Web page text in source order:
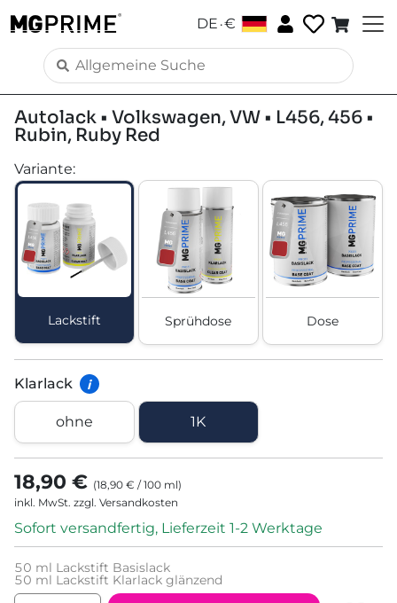
DE .€
Autolack • Volkswagen, VW • L456, 456 •
Rubin, Ruby Red
Variante:
Lackstift Sprühdose Dose
Klarlack i
ohne 1K
18,90 € (18,90 € /100 ml)
inkl. MwSt. zzgl. Versandkosten
Sofort versandfertig, Lieferzeit 1-2 Werktage
50 ml Lackstift Basislack
50 ml Lackstift Klarlack glänzend